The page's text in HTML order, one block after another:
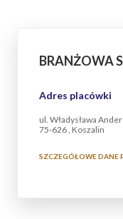
BRANŻOWA
Adres placówki
ul. Władysława
75-626 , Koszalin
SZCZEGÓŁOWE DANE